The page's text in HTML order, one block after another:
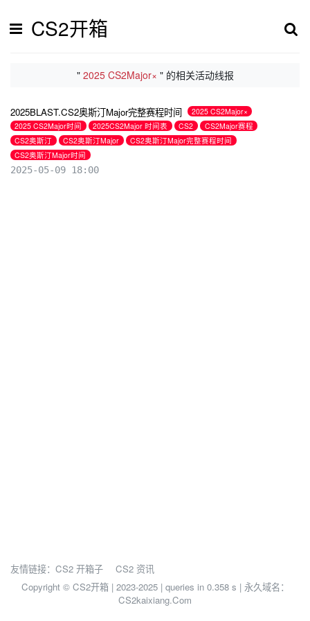
CS2开箱
"2025 CS2Major× " 的相关活动线报
2025BLAST.CS2奥斯汀Major完整赛程时间
2025 CS2Major×
2025 CS2Major时间
2025CS2Major 时间表 CS2
CS2Major赛程
CS2奥斯汀
CS2奥斯汀Major
CS2奥斯汀Major完整赛程时间
CS2奥斯汀Major时间
2025-05-09 18:00
友情链接： CS2 开箱子
CS2 资讯
Copyright © CS2开箱 | 2023-2025 | queries in 0.358 s | 永久域名：
CS2kaixiang.Com